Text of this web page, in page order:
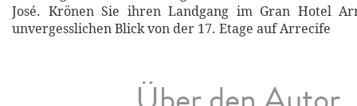
José. Krönen Sie ihren Landgang im Gran Hotel
unvergesslichen Blick von der 17. Etage auf Arrecife